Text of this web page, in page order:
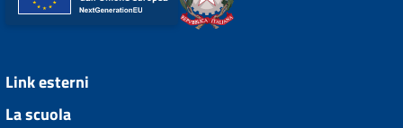
Link esterni
La scuola